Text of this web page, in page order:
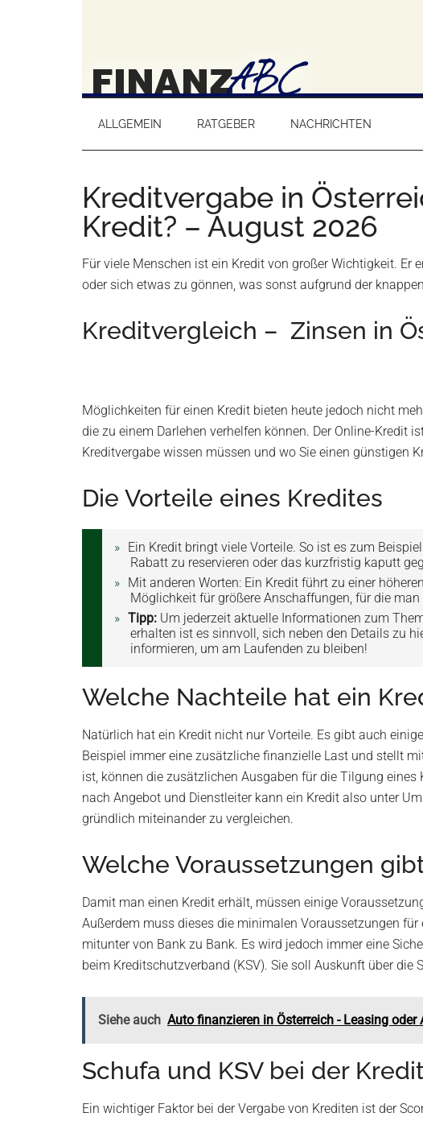
ALLGEMEIN RATGEBER NACHRICHTEN
Kreditvergabe in
Kredit? – August 2026
Für viele Menschen ist ein Kredit von großer Wichtigkeit.
oder sich etwas zu gönnen, was sonst aufgrund der
Kreditvergleich – Zinsen in
Möglichkeiten für einen Kredit bieten heute jedoch nicht
die zu einem Darlehen verhelfen können. Der Online-Kredit
Kreditvergabe wissen müssen und wo Sie einen günstigen
Die Vorteile eines Kredites
Ein Kredit bringt viele Vorteile. So ist es zum
Rabatt zu reservieren oder das kurzfristig kaputt
Mit anderen Worten: Ein Kredit führt zu einer
Möglichkeit für größere Anschaffungen, für die
Tipp: Um jederzeit aktuelle Informationen zum
erhalten ist es sinnvoll, sich neben den Details zu
informieren, um am Laufenden zu bleiben!
Welche Nachteile hat ein
Natürlich hat ein Kredit nicht nur Vorteile. Es gibt auch
Beispiel immer eine zusätzliche finanzielle Last und stellt
ist, können die zusätzlichen Ausgaben für die Tilgung
nach Angebot und Dienstleiter kann ein Kredit also unter
gründlich miteinander zu vergleichen.
Welche Voraussetzungen
Damit man einen Kredit erhält, müssen einige
Außerdem muss dieses die minimalen Voraussetzungen
mitunter von Bank zu Bank. Es wird jedoch immer eine
beim Kreditschutzverband (KSV). Sie soll Auskunft über
Siehe auch Auto finanzieren in Österreich - Leasing oder
Schufa und KSV bei der
Ein wichtiger Faktor bei der Vergabe von Krediten ist der